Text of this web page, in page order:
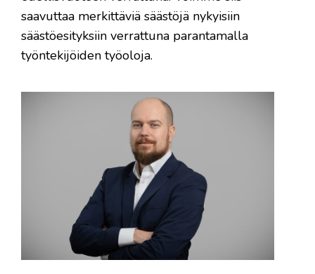
saavuttaa merkittäviä säästöjä nykyisiin
säästöesityksiin verrattuna parantamalla
työntekijöiden työoloja.